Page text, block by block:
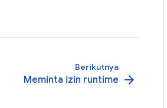
Berikutnya
Meminta izin runtime arrow_forward